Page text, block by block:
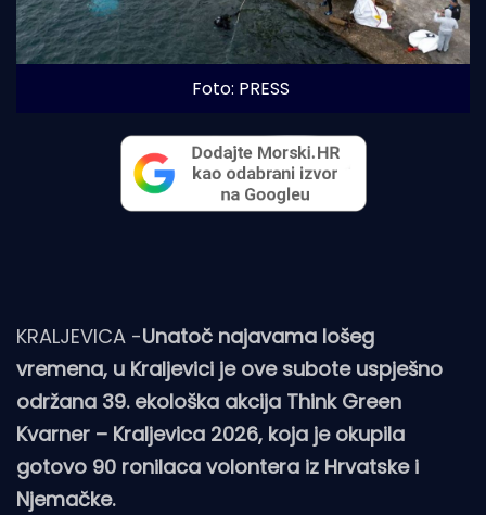
Foto: PRESS
KRALJEVICA -Unatoč najavama lošeg
vremena, u Kraljevici je ove subote uspješno
održana 39. ekološka akcija Think Green
Kvarner – Kraljevica 2026, koja je okupila
gotovo 90 ronilaca volontera iz Hrvatske i
Njemačke.